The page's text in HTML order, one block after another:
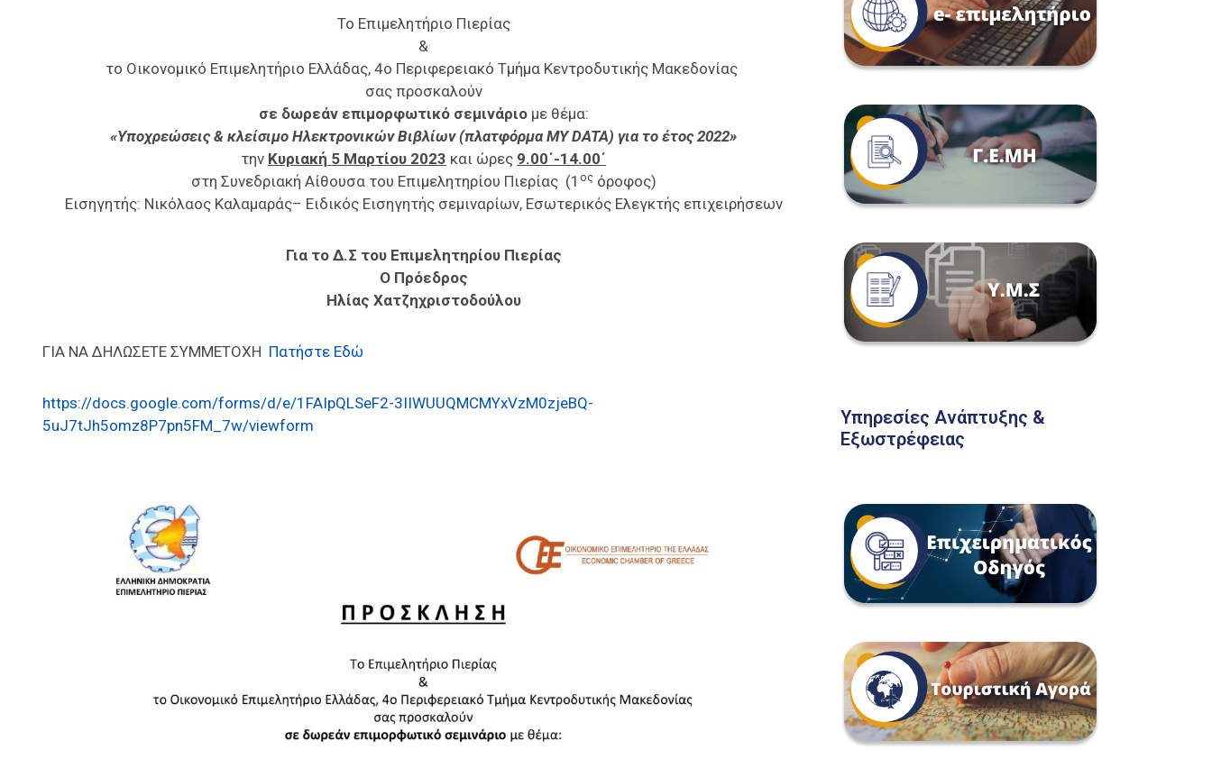
Το Επιμελητήριο Πιερίας
&
το Οικονομικό Επιμελητήριο Ελλάδας, 4ο Περιφερειακό Τμήμα Κεντροδυτικής Μακεδονίας
σας προσκαλούν
σε δωρεάν επιμορφωτικό σεμινάριομε θέμα:
«Υποχρεώσεις & κλείσιμο Ηλεκτρονικών Βιβλίων (πλατφόρμα MY DATA) για το έτος 2022»
την Κυριακή 5 Μαρτίου 2023 και ώρες 9.00΄-14.00΄
στη Συνεδριακή Αίθουσα του Επιμελητηρίου Πιερίας (1 οςόροφος)
Εισηγητής: Νικόλαος Καλαμαράς– Ειδικός Εισηγητής σεμιναρίων, Εσωτερικός Ελεγκτής επιχειρήσεων
Για το Δ.Σ του Επιμελητηρίου Πιερίας
Ο Πρόεδρος
Ηλίας Χατζηχριστοδούλου
ΓΙΑ ΝΑ ΔΗΛΩΣΕΤΕ ΣΥΜΜΕΤΟΧΗ Πατήστε Εδώ
https://docs.google.com/forms/d/e/1FAIpQLSeF2-3IIWUUQMCMYxVzM0zjeBQ-
5uJ7tJh5omz8P7pn5FM_7w/viewform
Υπηρεσίες Ανάπτυξης &
Εξωστρέφειας